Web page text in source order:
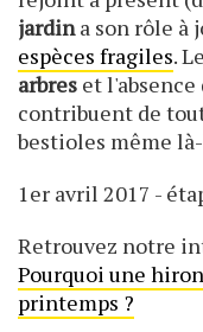
jardina son rôle à
espèces fragiles.
arbres et
contribuent de
bestioles même
1er avril 2017 -
Retrouvez notre
Pourquoi une
printemps ?